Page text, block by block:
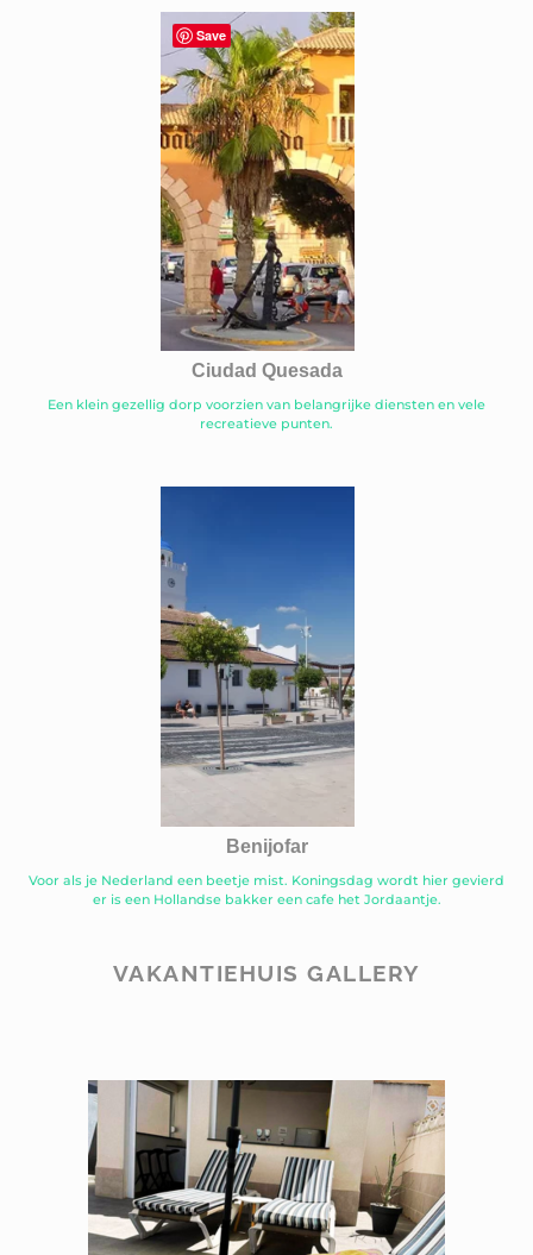
Ciudad Quesada
Een klein gezellig dorp voorzien van belangrijke diensten en vele
recreatieve punten.
Benijofar
Voor als je Nederland een beetje mist. Koningsdag wordt hier gevierd
er is een Hollandse bakker een cafe het Jordaantje.
VAKANTIEHUIS GALLERY
Save